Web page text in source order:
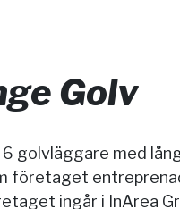
Golv
golvläggare med
företaget
ingår i InArea